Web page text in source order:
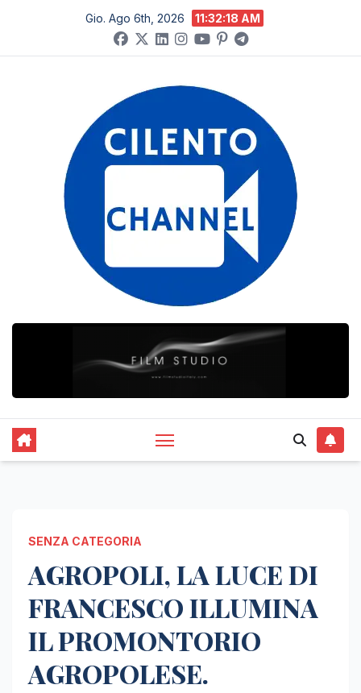
contenuto
Gio. Ago 6th, 2026 11:32:19 AM
SENZA CATEGORIA
AGROPOLI, LA LUCE DI
FRANCESCO ILLUMINA
IL PROMONTORIO
AGROPOLESE.